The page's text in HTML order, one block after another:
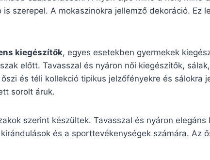
szerepel. A mokaszinokra jellemző dekoráció. Ez
kiegészítők, egyes esetekben gyermekek
előtt. Tavasszal és nyáron női kiegészítők,
és téli kollekció tipikus jelzőfényekre és sálokra
sorolt áruk.
szerint készültek. Tavasszal és nyáron
és a sporttevékenységek számára. Az